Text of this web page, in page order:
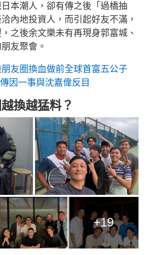
本潮人，卻有傳之後「過橋抽
內地投資人，而引起好友不滿，
之後余文樂未有再現身郭富城、
友聚會。
友圈換血做前全球首富五公子
因一事與沈嘉偉反目
換越猛料？
+19